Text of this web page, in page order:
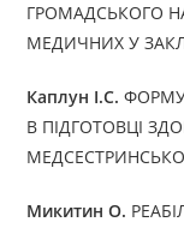
ГРОМАДСЬКОГО
МЕДИЧНИХ У
Каплун І.С.
В ПІДГОТОВЦІ
Микитин О.